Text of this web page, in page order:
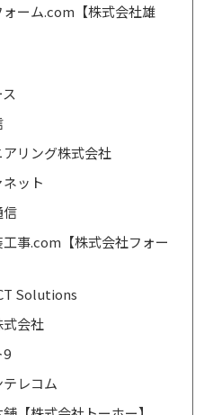
ーム.com【株式会社雄
リング株式会社
ット
信
事.com【株式会社フォー
Solutions
会社
9
レコム